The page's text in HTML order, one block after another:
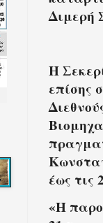
Διμερή
Η
επίσης
έως τις
«Η